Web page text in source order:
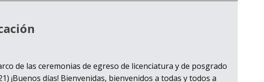
de las ceremonias de egreso de licenciatura y de posgrado
¡Buenos días! Bienvenidas, bienvenidos a todas y todos a